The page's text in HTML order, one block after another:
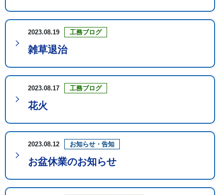
2023.08.19 工務ブログ
雑草退治
2023.08.17 工務ブログ
花火
2023.08.12 お知らせ・告知
お盆休業のお知らせ